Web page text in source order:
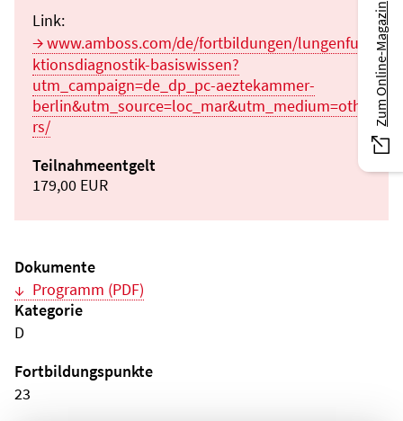
Link:
www.amboss.com/de/fortbildungen/lungenfun
ktionsdiagnostik-basiswissen?
utm_campaign=de_dp_pc-aeztekammer-
berlin&utm_source=loc_mar&utm_medium=othe
rs/
Teilnahmeentgelt
179,00 EUR
Dokumente
Programm (PDF)
Kategorie
D
Fortbildungspunkte
23
Zum Online-Magazin